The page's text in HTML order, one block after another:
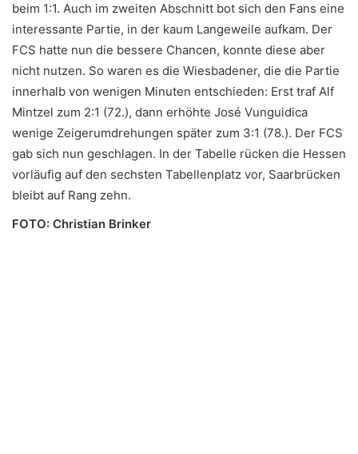
beim 1:1. Auch im zweiten Abschnitt bot sich den Fans eine
interessante Partie, in der kaum Langeweile aufkam. Der
FCS hatte nun die bessere Chancen, konnte diese aber
nicht nutzen. So waren es die Wiesbadener, die die Partie
innerhalb von wenigen Minuten entschieden: Erst traf Alf
Mintzel zum 2:1 (72.), dann erhöhte José Vunguidica
wenige Zeigerumdrehungen später zum 3:1 (78.). Der FCS
gab sich nun geschlagen. In der Tabelle rücken die Hessen
vorläufig auf den sechsten Tabellenplatz vor, Saarbrücken
bleibt auf Rang zehn.
FOTO: Christian Brinker